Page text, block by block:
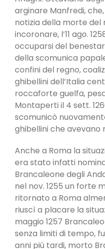
arginare Manfredi,
notizia della morte del
incoronare, l’11 ago.
occuparsi del
della scomunica
confini del regno,
ghibellini dell’Italia
roccaforte guelfa,
Montaperti il ​​4 sett.
scomunicò
ghibellini che avevano
Anche a Roma la
era stato infatti
Brancaleone degli
nel nov. 1255 un forte
ritornato a Roma
riuscì a placare la
maggio 1257
senza limiti di tempo,
anni più tardi, morto